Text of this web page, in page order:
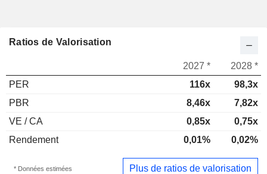
Ratios de Valorisation
2027 *
2028 *
PER
116x
98,3x
PBR
8,46x
7,82x
VE / CA
0,85x
0,75x
Rendement
0,01% 0,02%
* Données estimées Plus de ratios de valorisation